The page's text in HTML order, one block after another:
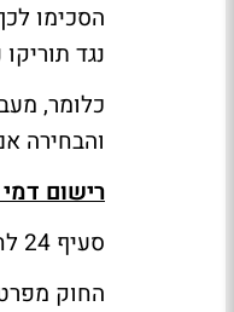
נגד תוריקו
כלומר,
והבחירה
רישום
סעיף 24 לחוק הגנת השכר, התשי"ח-1958 מסדיר את חובות המעסיק ביחס לתלוש השכר.